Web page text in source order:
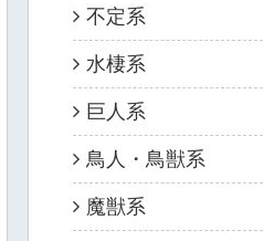
不定系
水棲系
巨人系
鳥人・鳥獣系
魔獣系